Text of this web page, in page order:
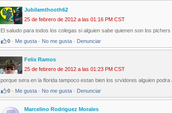
Jubilamthooth62
25 de febrero de 2012 a las 01:16 PM CST
El saludo para todos los colegas si alguien sabe quienen son los
0 · Me gusta · No me gusta · Denunciar
Felix Ramos
25 de febrero de 2012 a las 01:23 PM CST
porque sera en la florida tampoco estan bien los srvidores alguien podra
0 · Me gusta · No me gusta · Denunciar
Marcelino Rodriguez Morales